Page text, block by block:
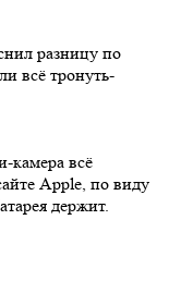
разницу по
всё тронуть-
камера всё
Apple, по виду
держит.